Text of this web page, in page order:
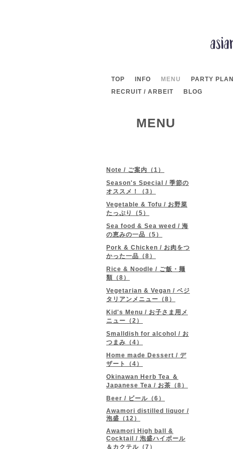
TOP INFO MENU PARTY PLAN
RECRUIT / ARBEIT
BLOG
Note / ご案内（1）
Season's Special / 季節の
オススメ！（3）
Vegetable & Tofu / お野菜
たっぷり（5）
Sea food & Sea weed / 海
の恵みの一品（5）
Pork & Chicken / お肉をつ
かった一品（8）
Rice & Noodle / ご飯・麺
類（8）
Vegetarian & Vegan / ベジ
タリアンメニュー（8）
Kid's Menu / お子さま用メ
ニュー（2）
Smalldish for alcohol / お
つまみ（4）
Home made Dessert / デ
ザート（4）
Okinawan Herb Tea ＆
Japanese Tea / お茶（8）
Beer / ビール（6）
Awamori distilled liquor /
泡盛（12）
Awamori High ball &
Cocktail / 泡盛ハイボール
＆カクテル（7）
MENU